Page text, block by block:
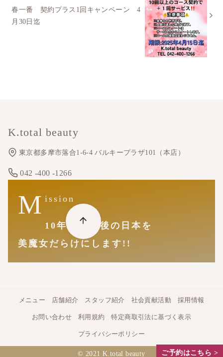
春一番 契約プラス1回キャンペーン 4
月30日迄
K.total beauty
東京都多摩市落合1-6-4 バルキープラザ101（本店）
042 -400 -1266
M ission
10年後20年後の日本を
美魔女だらけにします!!
ご予約はこちら >
メニュー 店舗紹介 スタッフ紹介 社会貢献活動 採用情報
お問い合わせ 利用規約 特定商取引法に基づく表示
プライバシーポリシー
© 2021K.total beauty